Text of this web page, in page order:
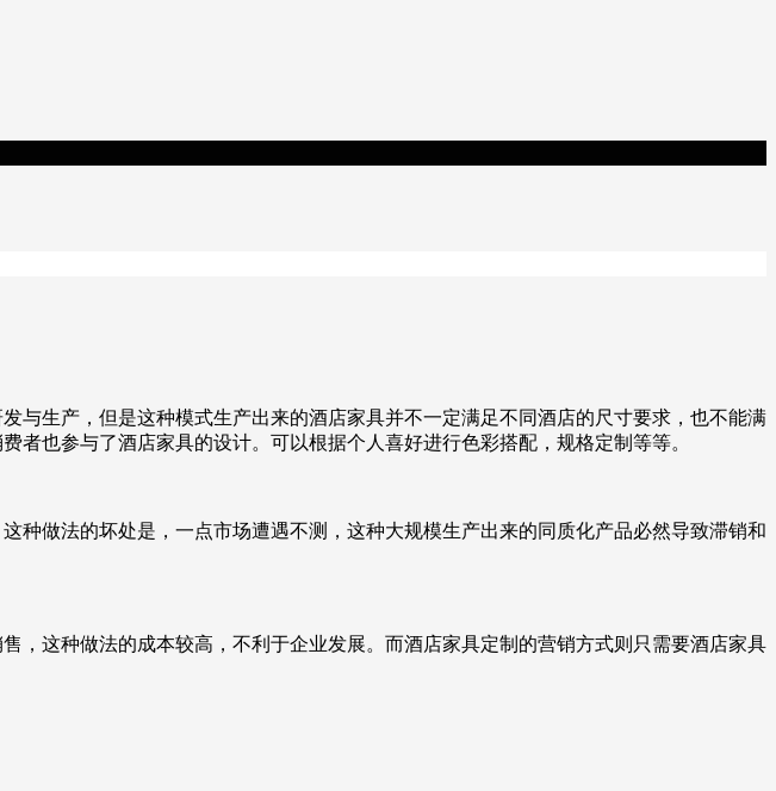
与生产，但是这种模式生产出来的酒店家具并不一定满足不同酒店的尺寸要求，也不能满
也参与了酒店家具的设计。可以根据个人喜好进行色彩搭配，规格定制等等。
种做法的坏处是，一点市场遭遇不测，这种大规模生产出来的同质化产品必然导致滞销和
，这种做法的成本较高，不利于企业发展。而酒店家具定制的营销方式则只需要酒店家具